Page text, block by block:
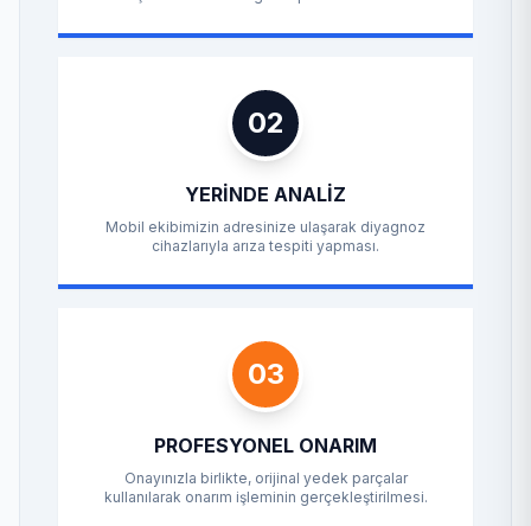
02
YERINDE ANALIZ
Mobil ekibimizin adresinize ulaşarak diyagnoz
cihazlarıyla arıza tespiti yapması.
03
PROFESYONEL ONARIM
Onayınızla birlikte, orijinal yedek parçalar
kullanılarak onarım işleminin gerçekleştirilmesi.